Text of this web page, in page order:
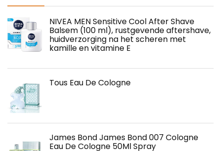
NIVEA MEN Sensitive Cool After Shave
Balsem (100 ml), rustgevende aftershave,
huidverzorging na het scheren met
kamille en vitamine E
Tous Eau De Cologne
James Bond James Bond 007 Cologne
Eau De Cologne 50Ml Spray